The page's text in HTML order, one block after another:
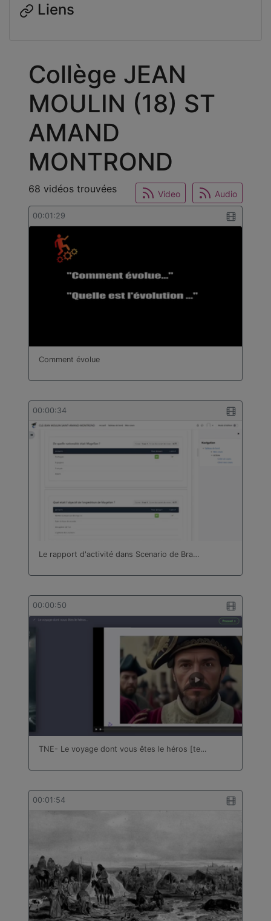
Collège JEAN
MOULIN (18) ST
AMAND
MONTROND
Video Audio
68 vidéos trouvées
00:01:29
Comment évolue
00:00:34
Le rapport d'activité dans Scenario de Bra…
00:00:50
TNE- Le voyage dont vous êtes le héros [te…
00:01:54
Liens